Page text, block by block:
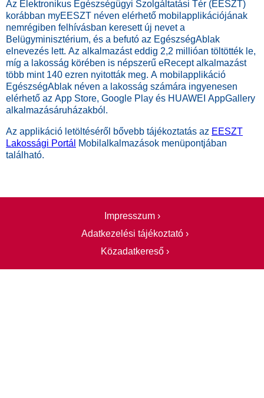
Az Elektronikus Egészségügyi Szolgáltatási Tér (EESZT)
korábban myEESZT néven elérhető mobilapplikációjának
nemrégiben felhívásban keresett új nevet a
Belügyminisztérium, és a befutó az EgészségAblak
elnevezés lett. Az alkalmazást eddig 2,2 millióan töltötték le,
míg a lakosság körében is népszerű eRecept alkalmazást
több mint 140 ezren nyitották meg. A mobilapplikáció
EgészségAblak néven a lakosság számára ingyenesen
elérhető az App Store, Google Play és HUAWEI AppGallery
alkalmazásáruházakból.
Az applikáció letöltéséről bővebb tájékoztatás az EESZT
Lakossági Portál Mobilalkalmazások menüpontjában
található.
Impresszum ›
Adatkezelési tájékoztató ›
Közadatkereső ›